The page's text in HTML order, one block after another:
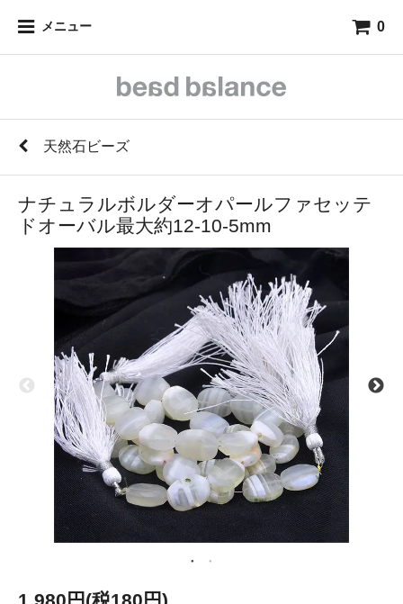
メニュー 0
天然石ビーズ
ナチュラルボルダーオパールファセッテ
ドオーバル最大約12-10-5mm